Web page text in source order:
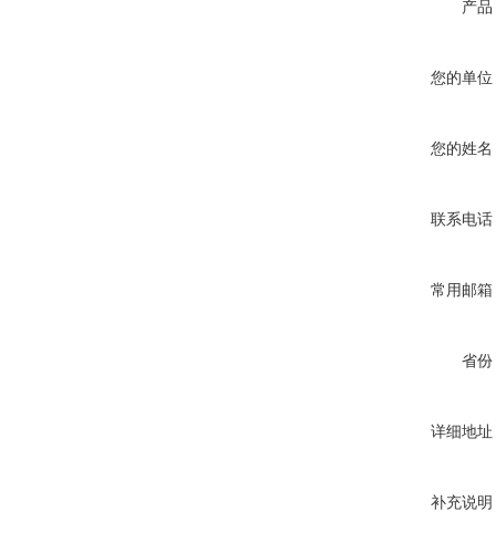
产品
您的单位
您的姓名
联系电话
常用邮箱
省份
详细地址
补充说明